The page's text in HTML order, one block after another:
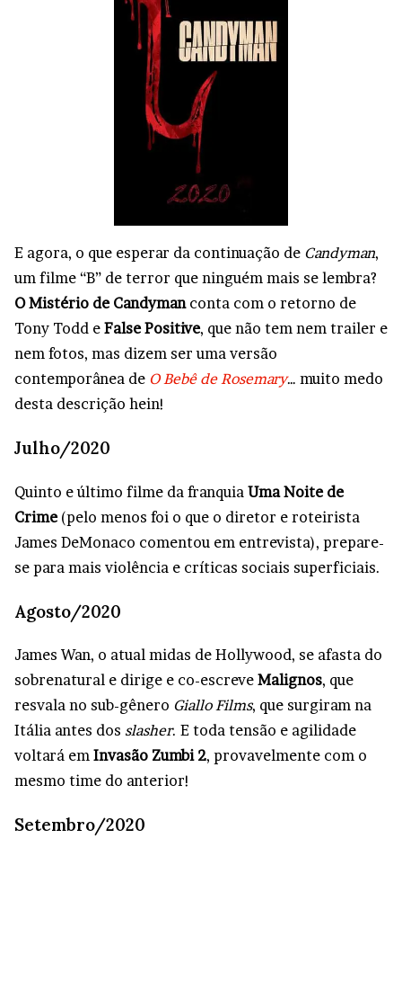
E agora, o que esperar da continuação de Candyman,
um filme “B” de terror que ninguém mais se lembra?
O Mistério de Candymanconta com o retorno de
Tony Todd e False Positive, que não tem nem trailer e
nem fotos, mas dizem ser uma versão
contemporânea de O Bebê de Rosemary… muito medo
desta descrição hein!
Julho/2020
Quinto e último filme da franquia Uma Noite de
Crime(pelo menos foi o que o diretor e roteirista
James DeMonaco comentou em entrevista), prepare-
se para mais violência e críticas sociais superficiais.
Agosto/2020
James Wan, o atual midas de Hollywood, se afasta do
sobrenatural e dirige e co-escreve Malignos, que
resvala no sub-gênero Giallo Films, que surgiram na
Itália antes dos slasher. E toda tensão e agilidade
voltará em Invasão Zumbi 2, provavelmente com o
mesmo time do anterior!
Setembro/2020